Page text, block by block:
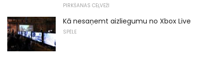
PIRKŠANAS CEĻVEŽI
Kā nesaņemt aizliegumu no Xbox Live
SPĒLE